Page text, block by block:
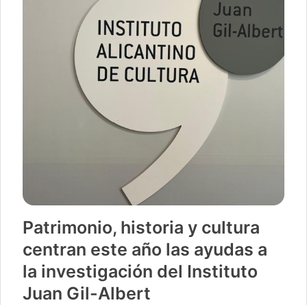
Patrimonio, historia y cultura
centran este año las ayudas a
la investigación del Instituto
Juan Gil-Albert